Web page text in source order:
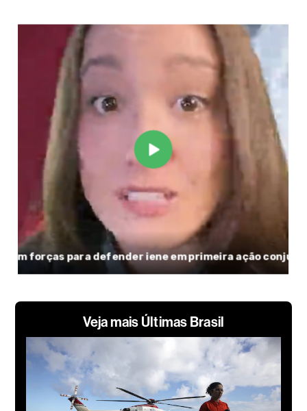
Veja mais Últimas Brasil